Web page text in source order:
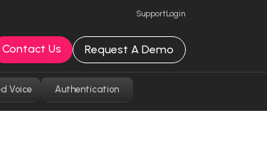
SupportLogin
Contact Us Request A Demo
Voice Authentication